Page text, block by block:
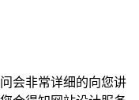
会非常详细的向您讲